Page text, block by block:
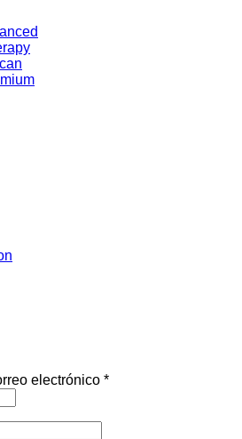
electrónico *Obligatorio